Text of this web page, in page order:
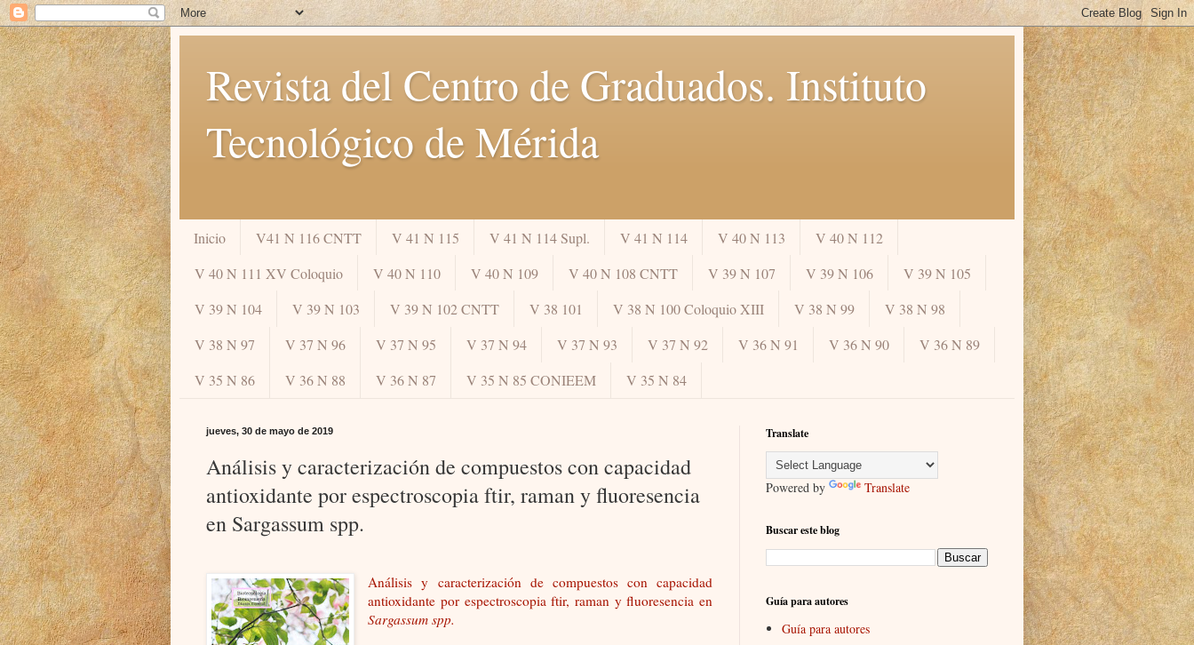
Revista del Centro de Graduados. Instituto
Tecnológico de Mérida
Inicio V41 N 116 CNTT V 41 N 115 V 41 N 114 Supl. V 41 N 114 V 40 N 113
V 40 N 112
V 40 N 111 XV Coloquio
V 40 N 110 V 40 N 109 V 40 N 108 CNTT V 39 N 107 V 39 N 106
V 39 N 105
V 39 N 104
V 39 N 103 V 39 N 102 CNTT V 38 101 V 38 N 100 Coloquio XIII V 38 N 99
V 38 N 98
V 38 N 97
V 37 N 96 V 37 N 95 V 37 N 94 V 37 N 93 V 37 N 92 V 36 N 91 V 36 N 90
V 36 N 89
V 35 N 86
V 36 N 88 V 36 N 87 V 35 N 85 CONIEEM V 35 N 84
jueves, 30 de mayo de 2019
Análisis y caracterización de compuestos con capacidad
antioxidante por espectroscopia ftir, raman y fluoresencia
en Sargassum spp.
Análisis y caracterización de compuestos con capacidad
antioxidante por espectroscopia ftir, raman y fluoresencia en
Sargassum spp.
Translate
Powered by Translate
Buscar este blog
Guía para autores
Guía para autores